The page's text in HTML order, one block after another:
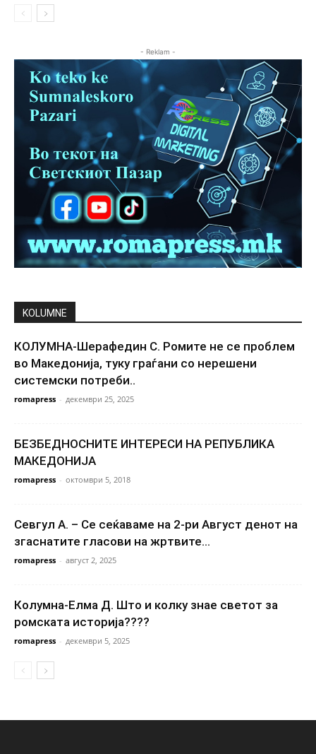
- Reklam -
KOLUMNE
КОЛУМНА-Шерафедин С. Ромите не се проблем
во Македонија, туку граѓани со нерешени
системски потреби..
romapress - декември 25, 2025
БЕЗБЕДНОСНИТЕ ИНТЕРЕСИ НА РЕПУБЛИКА
МАКЕДОНИЈА
romapress - октомври 5, 2018
Севгул А. – Се сеќаваме на 2-ри Август денот на
згаснатите гласови на жртвите...
romapress - август 2, 2025
Колумна-Елма Д. Што и колку знае светот за
ромската историја????
romapress - декември 5, 2025